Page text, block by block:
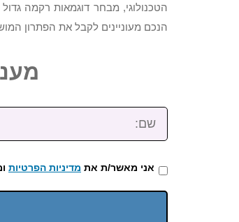
הטכנולוגי, מבחר דוגמאות רקמה
הנכם מעוניינים לקבל את הפתרון
מענה
שם:
אני מאשר/ת את מדיניות הפרטיות